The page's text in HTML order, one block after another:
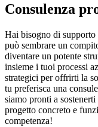
Consulenza
Hai bisogno di
può sembrare un
diventare un potente
insieme i tuoi processi
strategici per offrirti la
tu preferisca una
siamo pronti a
progetto concreto e
competenza!